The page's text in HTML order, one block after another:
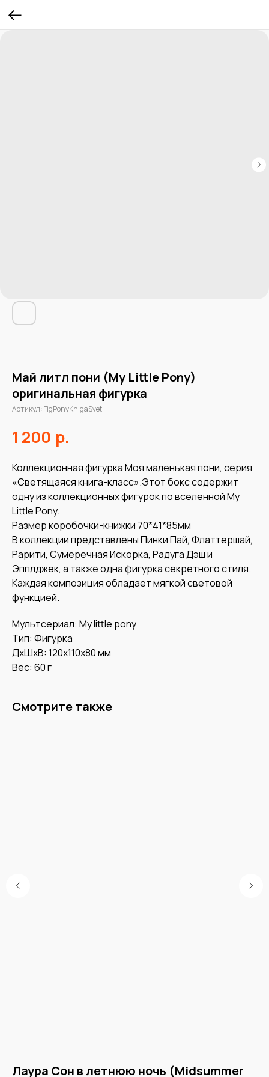
Май литл пони (My Little Pony)
оригинальная фигурка
Артикул: FigPonyKnigaSvet
1 200 р.
Коллекционная фигурка Моя маленькая пони, серия
«Светящаяся книга-класс».Этот бокс содержит
одну из коллекционных фигурок по вселенной My
Little Pony.
Размер коробочки-книжки 70*41*85мм
В коллекции представлены Пинки Пай, Флаттершай,
Рарити, Сумеречная Искорка, Радуга Дэш и
Эпплджек, а также одна фигурка секретного стиля.
Каждая композиция обладает мягкой световой
функцией.
Мультсериал: My little pony
Тип: Фигурка
ДxШxВ: 120x110x80 мм
Вес: 60 г
Смотрите также
Лаура Сон в летнюю ночь (Midsummer